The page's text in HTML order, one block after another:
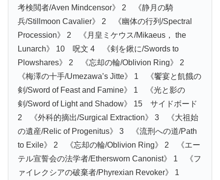
考検閲者/Aven Mindcensor》 2 《静月の騎
兵/Stillmoon Cavalier》 2 《幽体の行列/Spectral
Procession》 2 《月皇ミケウス/Mikaeus， the
Lunarch》 10 呪文 4 《剣を鍬に/Swords to
Plowshares》 2 《忘却の輪/Oblivion Ring》 2
《梅澤の十手/Umezawa’s Jitte》 1 《饗宴と飢餓の
剣/Sword of Feast and Famine》 1 《光と影の
剣/Sword of Light and Shadow》 15 サイドボード
2 《外科的摘出/Surgical Extraction》 3 《大祖始
の遺産/Relic of Progenitus》 3 《流刑への道/Path
to Exile》 2 《忘却の輪/Oblivion Ring》 2 《エー
テル宣誓会の法学者/Ethersworn Canonist》 1 《フ
ァイレクシアの破棄者/Phyrexian Revoker》 1